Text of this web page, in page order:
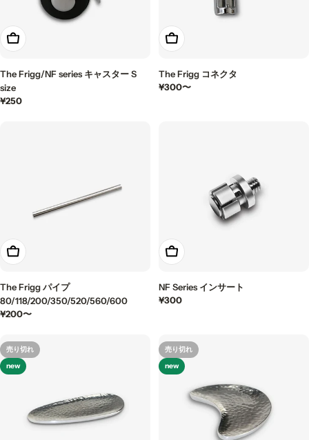
カートに入れる
The Frigg/NF series キャスター S
size
通
¥250
もっと見る
The Frigg コネクタ
通
¥300〜
もっと見る
The Frigg パイプ
80/118/200/350/520/560/600
通
価
格
¥200〜
カートに入れる
NF Series インサート
通
格
¥300
売り切れ
new
売り切れ
new